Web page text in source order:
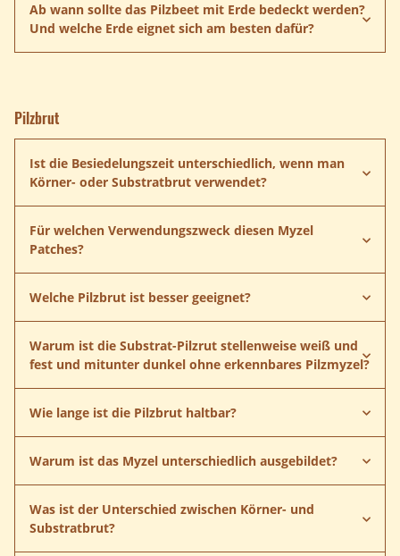
Ab wann sollte das Pilzbeet mit Erde bedeckt werden?
Und welche Erde eignet sich am besten dafür?
Pilzbrut
Ist die Besiedelungszeit unterschiedlich, wenn man
Körner- oder Substratbrut verwendet?
Für welchen Verwendungszweck diesen Myzel
Patches?
Welche Pilzbrut ist besser geeignet?
Warum ist die Substrat-Pilzrut stellenweise weiß und
fest und mitunter dunkel ohne erkennbares Pilzmyzel?
Wie lange ist die Pilzbrut haltbar?
Warum ist das Myzel unterschiedlich ausgebildet?
Was ist der Unterschied zwischen Körner- und
Substratbrut?